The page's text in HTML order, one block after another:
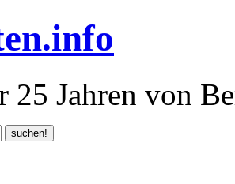
25 Jahren von